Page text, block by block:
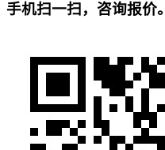
手机扫一扫，咨询报价。